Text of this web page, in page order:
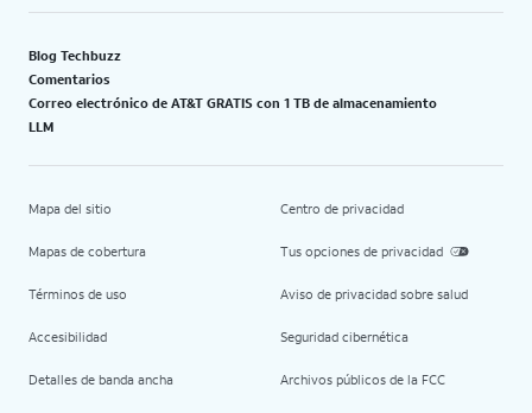
Blog Techbuzz
Comentarios
Correo electrónico de AT&T GRATIS con 1 TB de almacenamiento
LLM
Mapa del sitio
Mapas de cobertura
Términos de uso
Accesibilidad
Detalles de banda ancha
Centro de privacidad
Tus opciones de privacidad
Aviso de privacidad sobre salud
Seguridad cibernética
Archivos públicos de la FCC